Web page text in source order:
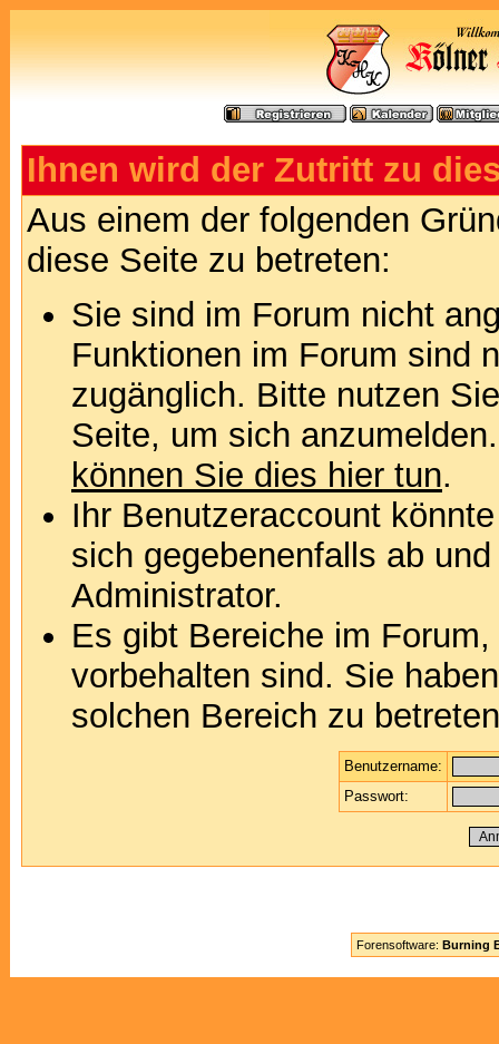
Ihnen wird der Zutritt zu
Aus einem der folgenden
diese Seite zu betreten:
Sie sind im Forum nicht
Funktionen im Forum sind
zugänglich. Bitte nutzen
Seite, um sich
können Sie dies hier tun.
Ihr Benutzeraccount
sich gegebenenfalls ab
Administrator.
Es gibt Bereiche im
vorbehalten sind. Sie
solchen Bereich zu
Benutzername:
Passwort:
Forensoftware: Burning